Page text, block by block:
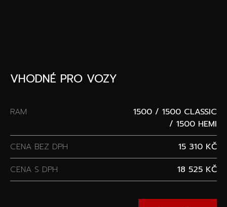
VHODNÉ PRO VOZY
RAM
1500 / 1500 CLASSIC
/ 1500 HEMI
CENA BEZ DPH
15 310 KČ
CENA S DPH
18 525 KČ